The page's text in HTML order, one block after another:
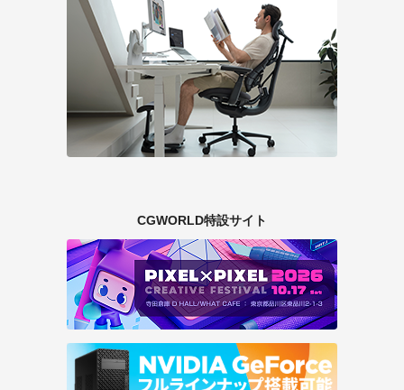
CGWORLD特設サイト